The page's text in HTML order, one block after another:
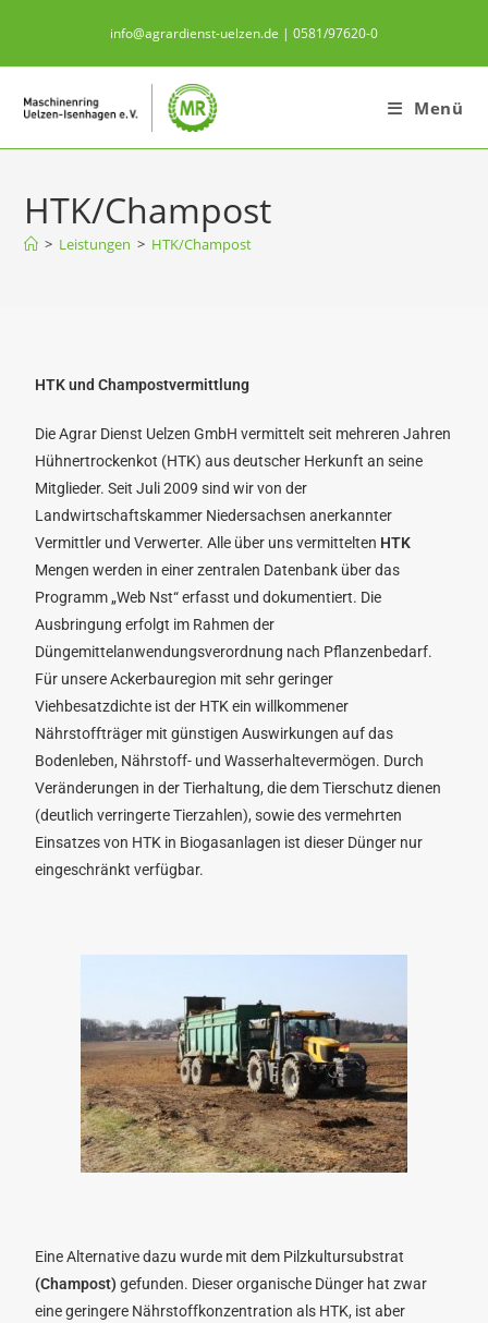
info@agrardienst-uelzen.de | 0581/97620-0
Menü
HTK/Champost
> Leistungen > HTK/Champost
HTK und Champostvermittlung
Die Agrar Dienst Uelzen GmbH vermittelt seit mehreren Jahren
Hühnertrockenkot (HTK) aus deutscher Herkunft an seine
Mitglieder. Seit Juli 2009 sind wir von der
Landwirtschaftskammer Niedersachsen anerkannter
Vermittler und Verwerter. Alle über uns vermittelten HTK
Mengen werden in einer zentralen Datenbank über das
Programm „Web Nst“ erfasst und dokumentiert. Die
Ausbringung erfolgt im Rahmen der
Düngemittelanwendungsverordnung nach Pflanzenbedarf.
Für unsere Ackerbauregion mit sehr geringer
Viehbesatzdichte ist der HTK ein willkommener
Nährstoffträger mit günstigen Auswirkungen auf das
Bodenleben, Nährstoff- und Wasserhaltevermögen. Durch
Veränderungen in der Tierhaltung, die dem Tierschutz dienen
(deutlich verringerte Tierzahlen), sowie des vermehrten
Einsatzes von HTK in Biogasanlagen ist dieser Dünger nur
eingeschränkt verfügbar.
Eine Alternative dazu wurde mit dem Pilzkultursubstrat
(Champost) gefunden. Dieser organische Dünger hat zwar
eine geringere Nährstoffkonzentration als HTK, ist aber